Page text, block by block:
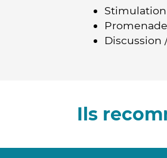
Stimulation
Discussion
Ils